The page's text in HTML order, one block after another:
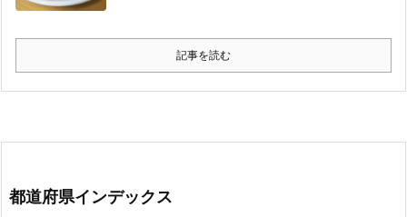
記事を読む
都道府県インデックス